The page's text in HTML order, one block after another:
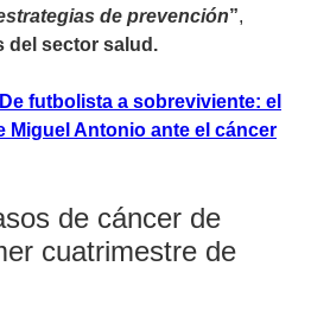
de prevención”,
del sector salud.
De futbolista a sobreviviente: el
Miguel Antonio ante el cáncer
de cáncer de
cuatrimestre de